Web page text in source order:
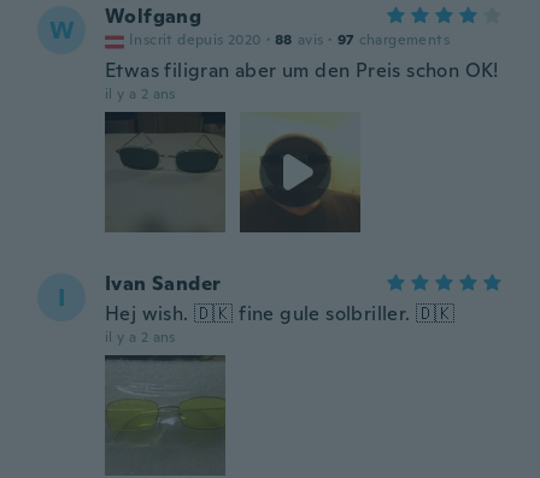
W Wolfgang
Inscrit depuis 2020 · 88 avis · 97 chargements
Etwas filigran aber um den Preis schon OK!
il y a 2 ans
I
Ivan Sander
Hej wish. 🇩🇰 fine gule solbriller. 🇩🇰
il y a 2 ans